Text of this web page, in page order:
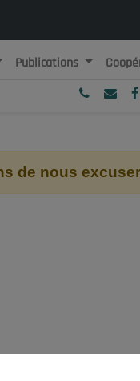
Algérienne
Publications
de nous